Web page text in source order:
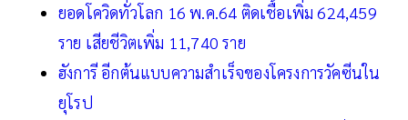
ยอดโควิดทั่วโลก 16 พ.ค.64 ติดเชื้อเพิ่ม 624,459
ราย เสียชีวิตเพิ่ม 11,740 ราย
ฮังการี อีกต้นแบบความสำเร็จของโครงการวัคซีนใน
ยุโรป